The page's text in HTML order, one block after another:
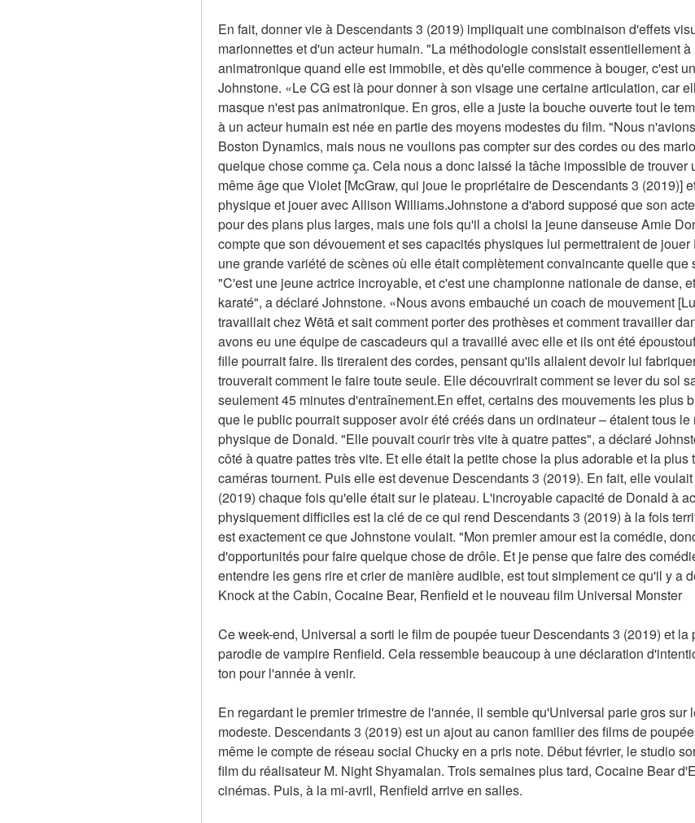
En fait, donner vie à Descendants 3 (2019) impliquait une combinaison d'effets
marionnettes et d'un acteur humain. "La méthodologie consistait essentiellement
animatronique quand elle est immobile, et dès qu'elle commence à bouger, c'est
Johnstone. «Le CG est là pour donner à son visage une certaine articulation, car
masque n'est pas animatronique. En gros, elle a juste la bouche ouverte tout le
à un acteur humain est née en partie des moyens modestes du film. "Nous
Boston Dynamics, mais nous ne voulions pas compter sur des cordes ou des
quelque chose comme ça. Cela nous a donc laissé la tâche impossible de trouver
même âge que Violet [McGraw, qui joue le propriétaire de Descendants 3 (2019)]
physique et jouer avec Allison Williams.Johnstone a d'abord supposé que son
pour des plans plus larges, mais une fois qu'il a choisi la jeune danseuse Amie
compte que son dévouement et ses capacités physiques lui permettraient de
une grande variété de scènes où elle était complètement convaincante quelle que
"C'est une jeune actrice incroyable, et c'est une championne nationale de danse,
karaté", a déclaré Johnstone. «Nous avons embauché un coach de mouvement
travaillait chez Wētā et sait comment porter des prothèses et comment travailler
avons eu une équipe de cascadeurs qui a travaillé avec elle et ils ont été
fille pourrait faire. Ils tireraient des cordes, pensant qu'ils allaient devoir lui
trouverait comment le faire toute seule. Elle découvrirait comment se lever du sol
seulement 45 minutes d'entraînement.En effet, certains des mouvements les plus
que le public pourrait supposer avoir été créés dans un ordinateur – étaient tous
physique de Donald. "Elle pouvait courir très vite à quatre pattes", a déclaré
côté à quatre pattes très vite. Et elle était la petite chose la plus adorable et la
caméras tournent. Puis elle est devenue Descendants 3 (2019). En fait, elle
(2019) chaque fois qu'elle était sur le plateau. L'incroyable capacité de Donald à
physiquement difficiles est la clé de ce qui rend Descendants 3 (2019) à la fois
est exactement ce que Johnstone voulait. "Mon premier amour est la comédie,
d'opportunités pour faire quelque chose de drôle. Et je pense que faire des
entendre les gens rire et crier de manière audible, est tout simplement ce qu'il y a
Knock at the Cabin, Cocaine Bear, Renfield et le nouveau film Universal Monster
Ce week-end, Universal a sorti le film de poupée tueur Descendants 3 (2019) et
parodie de vampire Renfield. Cela ressemble beaucoup à une déclaration
ton pour l'année à venir.
En regardant le premier trimestre de l'année, il semble qu'Universal parie gros sur
modeste. Descendants 3 (2019) est un ajout au canon familier des films de
même le compte de réseau social Chucky en a pris note. Début février, le studio
film du réalisateur M. Night Shyamalan. Trois semaines plus tard, Cocaine Bear
cinémas. Puis, à la mi-avril, Renfield arrive en salles.